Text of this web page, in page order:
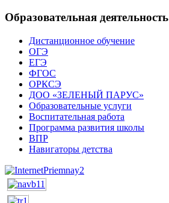
Образовательная деятельность
Дистанционное обучение
ОГЭ
ЕГЭ
ФГОС
ОРКСЭ
ДОО «ЗЕЛЕНЫЙ ПАРУС»
Образовательные услуги
Воспитательная работа
Программа развития школы
ВПР
Навигаторы детства